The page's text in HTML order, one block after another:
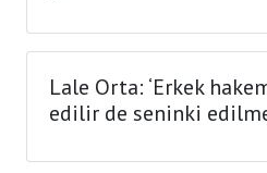
Lale Orta: ‘Erkek
edilir de seninki